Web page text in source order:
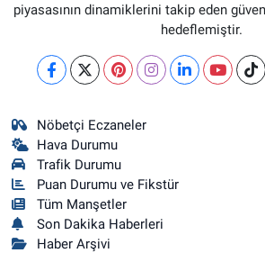
piyasasının dinamiklerini takip eden
hedeflemiştir.
Nöbetçi Eczaneler
Hava Durumu
Trafik Durumu
Puan Durumu ve Fikstür
Tüm Manşetler
Son Dakika Haberleri
Haber Arşivi